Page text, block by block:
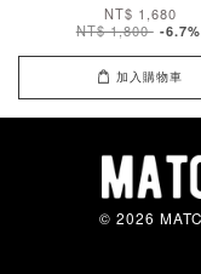
NT$ 1,680
NT$ 1,800 -6.7%
加入購物車
© 2026